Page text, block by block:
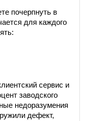
почерпнуть в
для каждого
сервис и
заводского
недоразумения
дефект,